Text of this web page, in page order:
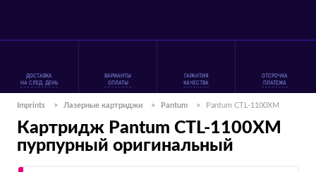
ДОСТАВКА
НА СЛЕД. ДЕНЬ
ВАРИАНТЫ
ОПЛАТЫ
ГАРАНТИЯ
КАЧЕСТВА
ОТСРОЧКА
ПЛАТЕЖА
Imprints > Лазерные картриджи > Pantum > Pantum CTL-1100XM
Картридж Pantum CTL-1100XM
пурпурный оригинальный